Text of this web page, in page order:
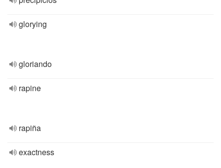
glorying
gloriando
rapine
rapiña
exactness